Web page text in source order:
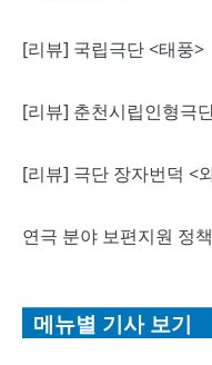
[리뷰] 국립극단 <태풍>
[리뷰] 춘천시립인형극
[리뷰] 극단 장자번덕 <
연극 분야 보편지원 정
메뉴별 기사 보기